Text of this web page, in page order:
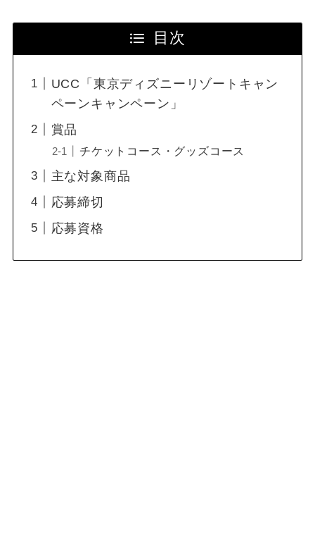
目次
UCC「東京ディズニーリゾートキャン
ペーンキャンペーン」
賞品
チケットコース・グッズコース
主な対象商品
応募締切
応募資格